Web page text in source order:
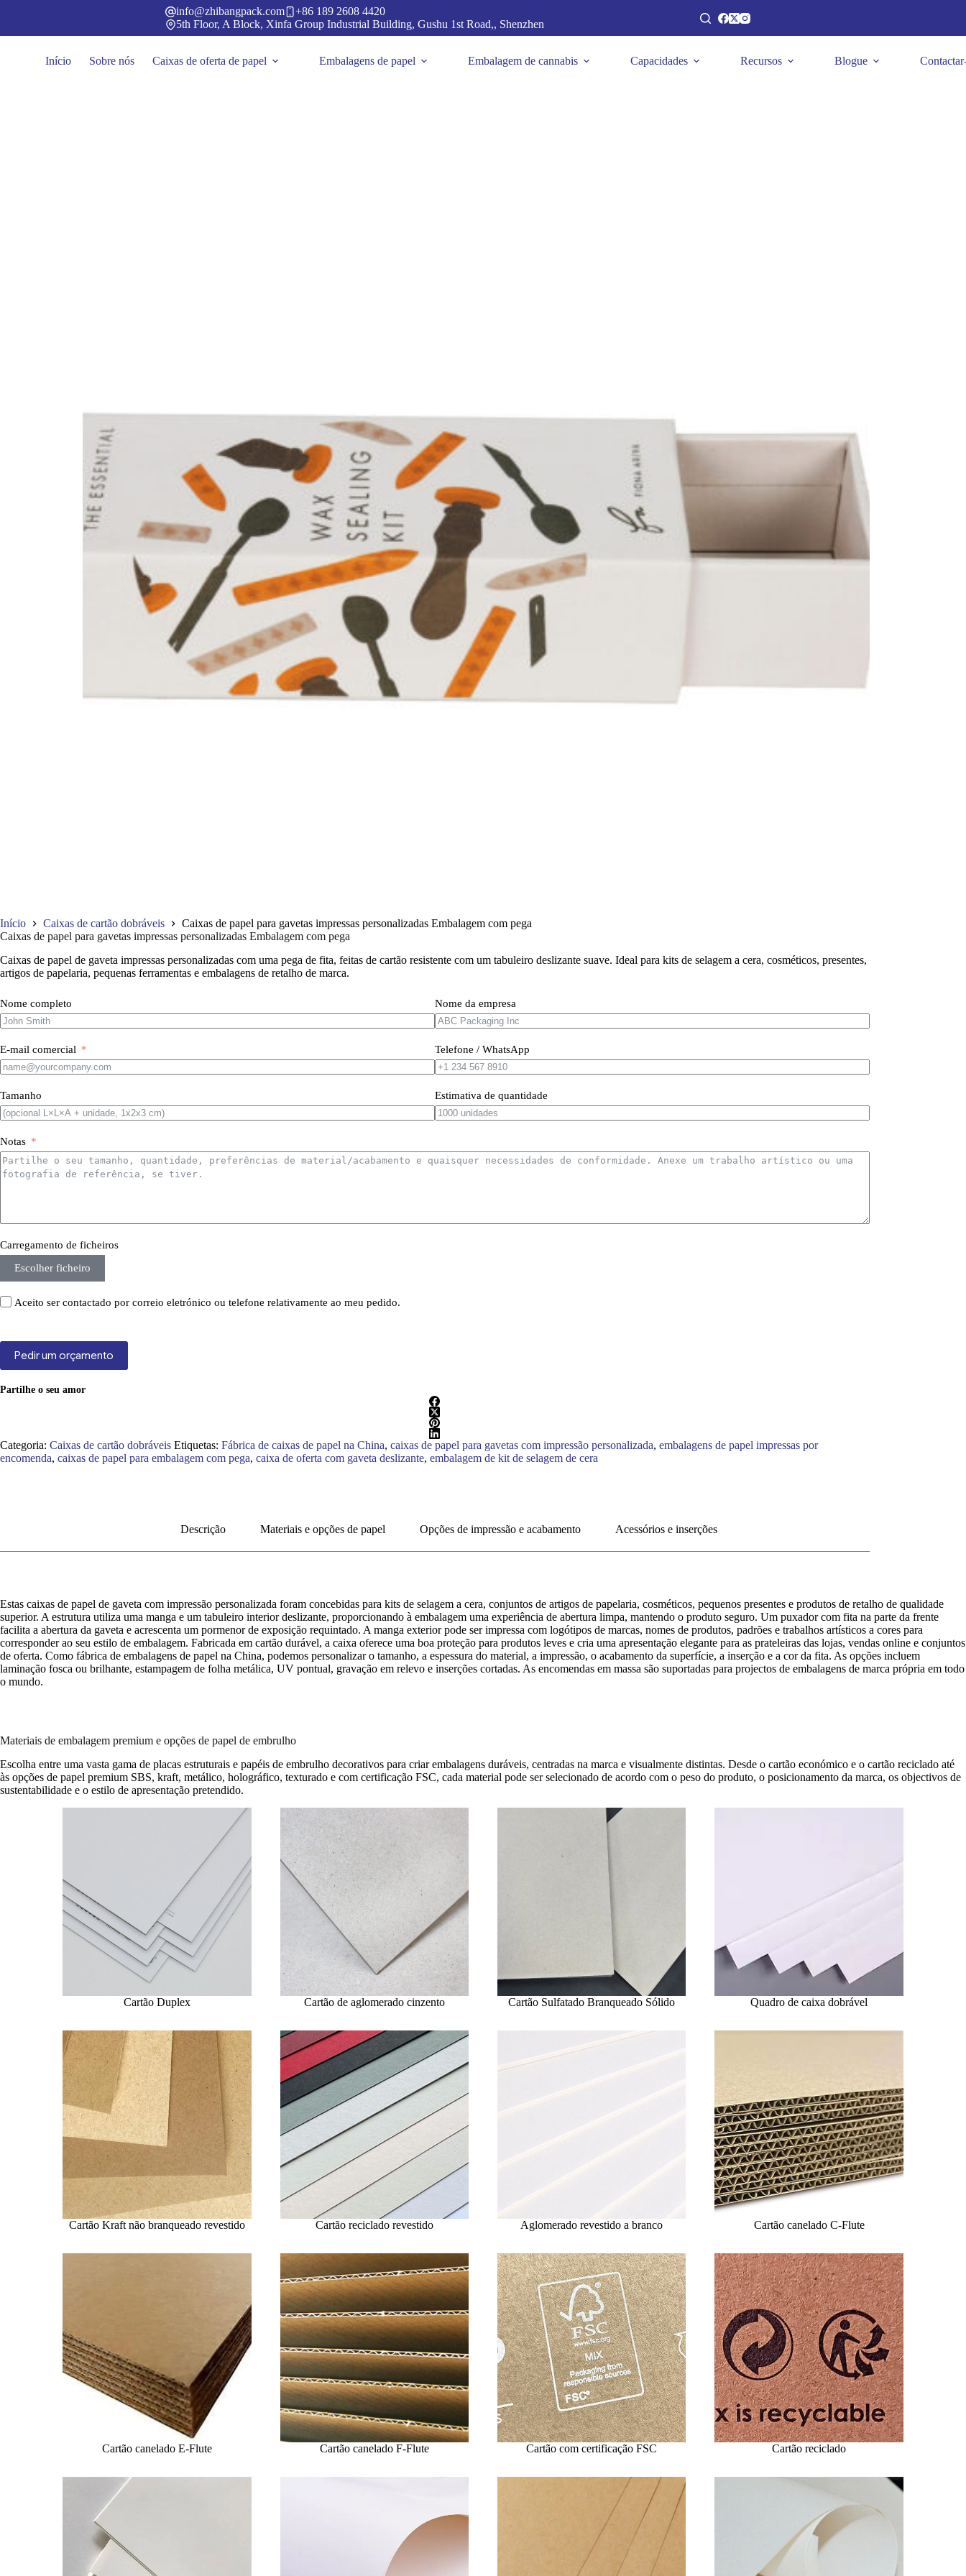
info@zhibangpack.com
+86 189 2608 4420
5th Floor, A Block, Xinfa Group Industrial Building, Gushu 1st Road,, Shenzhen
Início Sobre nós Caixas de oferta de papel Embalagens de papel Embalagem de cannabis Capacidades Recursos Blogue
Início Caixas de cartão dobráveis
Caixas de papel para gavetas impressas personalizadas Embalagem com pega
Caixas de papel para gavetas impressas personalizadas Embalagem com pega
Caixas de papel de gaveta impressas personalizadas com uma pega de fita, feitas de cartão resistente com um tabuleiro deslizante suave. Ideal para kits de selagem a cera, cosméticos, presentes,
artigos de papelaria, pequenas ferramentas e embalagens de retalho de marca.
Nome completo Nome da empresa
E-mail comercial Telefone / WhatsApp
Tamanho Estimativa de quantidade
Notas
Carregamento de ficheiros
Escolher ficheiro
Aceito ser contactado por correio eletrónico ou telefone relativamente ao meu pedido.
Pedir um orçamento
Partilhe o seu amor
Categoria: Caixas de cartão dobráveis Etiquetas: Fábrica de caixas de papel na China, caixas de papel para gavetas com impressão personalizada, embalagens de papel impressas por
encomenda, caixas de papel para embalagem com pega, caixa de oferta com gaveta deslizante, embalagem de kit de selagem de cera
Descrição Materiais e opções de papel Opções de impressão e acabamento Acessórios e inserções
Estas caixas de papel de gaveta com impressão personalizada foram concebidas para kits de selagem a cera, conjuntos de artigos de papelaria, cosméticos, pequenos presentes e produtos de retalho de qualidade
superior. A estrutura utiliza uma manga e um tabuleiro interior deslizante, proporcionando à embalagem uma experiência de abertura limpa, mantendo o produto seguro. Um puxador com fita na parte da frente
facilita a abertura da gaveta e acrescenta um pormenor de exposição requintado. A manga exterior pode ser impressa com logótipos de marcas, nomes de produtos, padrões e trabalhos artísticos a cores para
corresponder ao seu estilo de embalagem. Fabricada em cartão durável, a caixa oferece uma boa proteção para produtos leves e cria uma apresentação elegante para as prateleiras das lojas, vendas online e conjuntos
de oferta. Como fábrica de embalagens de papel na China, podemos personalizar o tamanho, a espessura do material, a impressão, o acabamento da superfície, a inserção e a cor da fita. As opções incluem
laminação fosca ou brilhante, estampagem de folha metálica, UV pontual, gravação em relevo e inserções cortadas. As encomendas em massa são suportadas para projectos de embalagens de marca própria em todo
o mundo.
Materiais de embalagem premium e opções de papel de embrulho
Escolha entre uma vasta gama de placas estruturais e papéis de embrulho decorativos para criar embalagens duráveis, centradas na marca e visualmente distintas. Desde o cartão económico e o cartão reciclado até
às opções de papel premium SBS, kraft, metálico, holográfico, texturado e com certificação FSC, cada material pode ser selecionado de acordo com o peso do produto, o posicionamento da marca, os objectivos de
sustentabilidade e o estilo de apresentação pretendido.
Cartão Duplex Cartão de aglomerado cinzento Cartão Sulfatado Branqueado Sólido Quadro de caixa dobrável
Cartão Kraft não branqueado revestido Cartão reciclado revestido Aglomerado revestido a branco Cartão canelado C-Flute
Cartão canelado E-Flute Cartão canelado F-Flute Cartão com certificação FSC Cartão reciclado